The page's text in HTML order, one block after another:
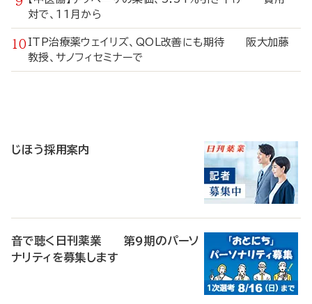
対で、11月から
ITP治療薬ウェイリズ、QOL改善にも期待 阪大加藤
教授、サノフィセミナーで
じほう採用案内
音で聴く日刊薬業 第9期のパーソ
ナリティを募集します